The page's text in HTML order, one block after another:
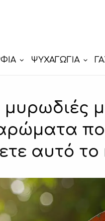
ΨΥΧΑΓΩΓΙΑ
μυρωδιές
αυτό το